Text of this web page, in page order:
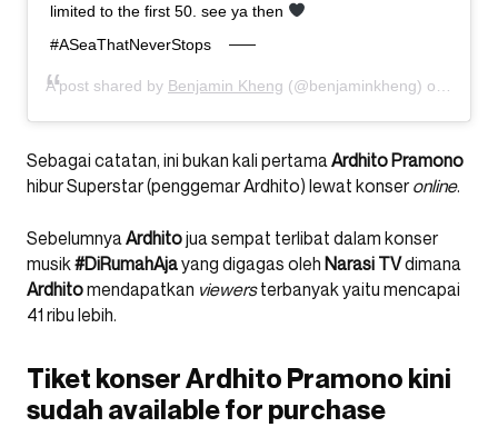
limited to the first 50. see ya then
#ASeaThatNeverStops
A post shared by Benjamin Kheng (@benjaminkheng) on
Sebagai catatan, ini bukan kali pertama Ardhito Pramono
hibur Superstar (penggemar Ardhito) lewat konser online.
Sebelumnya Ardhitojua sempat terlibat dalam konser
musik #DiRumahAjayang digagas oleh Narasi TVdimana
Ardhitomendapatkan viewersterbanyak yaitu mencapai
41 ribu lebih.
Tiket konser Ardhito Pramono kini
sudah available for purchase